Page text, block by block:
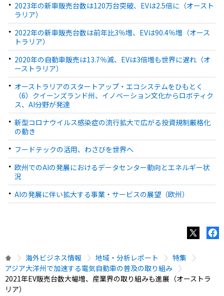
2023年の新車販売台数は120万台突破、EVは2.5倍に（オースト
ラリア）
2022年の新車販売台数は前年比3％増、EVは90.4％増（オース
トラリア）
2020年の自動車販売は13.7％減、EVは3倍増も世界に遅れ（オ
ーストラリア）
オーストラリアのスタートアップ・エコシステムをひもとく
（6）クイーンズランド州、イノベーション文化からロボティク
ス、AI分野が発達
新型コロナウイルス感染症の流行拡大で広がる投資規制厳格化
の動き
フードテックの活用、わさびを世界へ
欧州でのAIの発展におけるデータセンター動向とエネルギー状
況
AIの発展に伴い拡大する事業・サービスの展望（欧州）
海外ビジネス情報 地域・分析レポート
特集
アジア大洋州で加速する電気自動車の普及の取り組み
2021年EV販売台数大幅増、産業界の取り組みも進展（オーストラ
リア）